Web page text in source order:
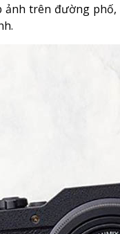
trên đường